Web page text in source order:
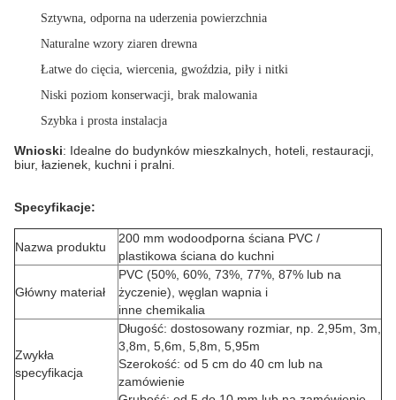
Sztywna, odporna na uderzenia powierzchnia
Naturalne wzory ziaren drewna
Łatwe do cięcia, wiercenia, gwoździa, piły i nitki
Niski poziom konserwacji, brak malowania
Szybka i prosta instalacja
Wnioski: Idealne do budynków mieszkalnych, hoteli, restauracji,
biur, łazienek, kuchni i pralni.
Specyfikacje:
Nazwa produktu
200 mm wodoodporna ściana PVC /
plastikowa ściana do kuchni
Główny materiał
PVC (50%, 60%, 73%, 77%, 87% lub na
życzenie), węglan wapnia i
inne chemikalia
Zwykła
specyfikacja
Długość: dostosowany rozmiar, np. 2,95m, 3m,
3,8m, 5,6m, 5,8m, 5,95m
Szerokość: od 5 cm do 40 cm lub na
zamówienie